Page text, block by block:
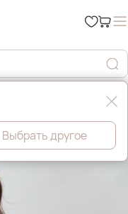
Выбрать другое